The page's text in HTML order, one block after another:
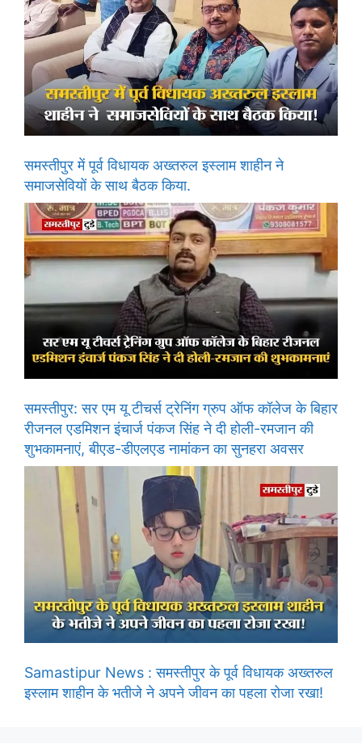
समस्तीपुर में पूर्व विधायक अख्तरुल इस्लाम शाहीन ने
समाजसेवियों के साथ बैठक किया.
समस्तीपुर: सर एम यू टीचर्स ट्रेनिंग ग्रुप ऑफ कॉलेज के बिहार
रीजनल एडमिशन इंचार्ज पंकज सिंह ने दी होली-रमजान की
शुभकामनाएं, बीएड-डीएलएड नामांकन का सुनहरा अवसर
Samastipur News : समस्तीपुर के पूर्व विधायक अख्तरुल
इस्लाम शाहीन के भतीजे ने अपने जीवन का पहला रोजा रखा!